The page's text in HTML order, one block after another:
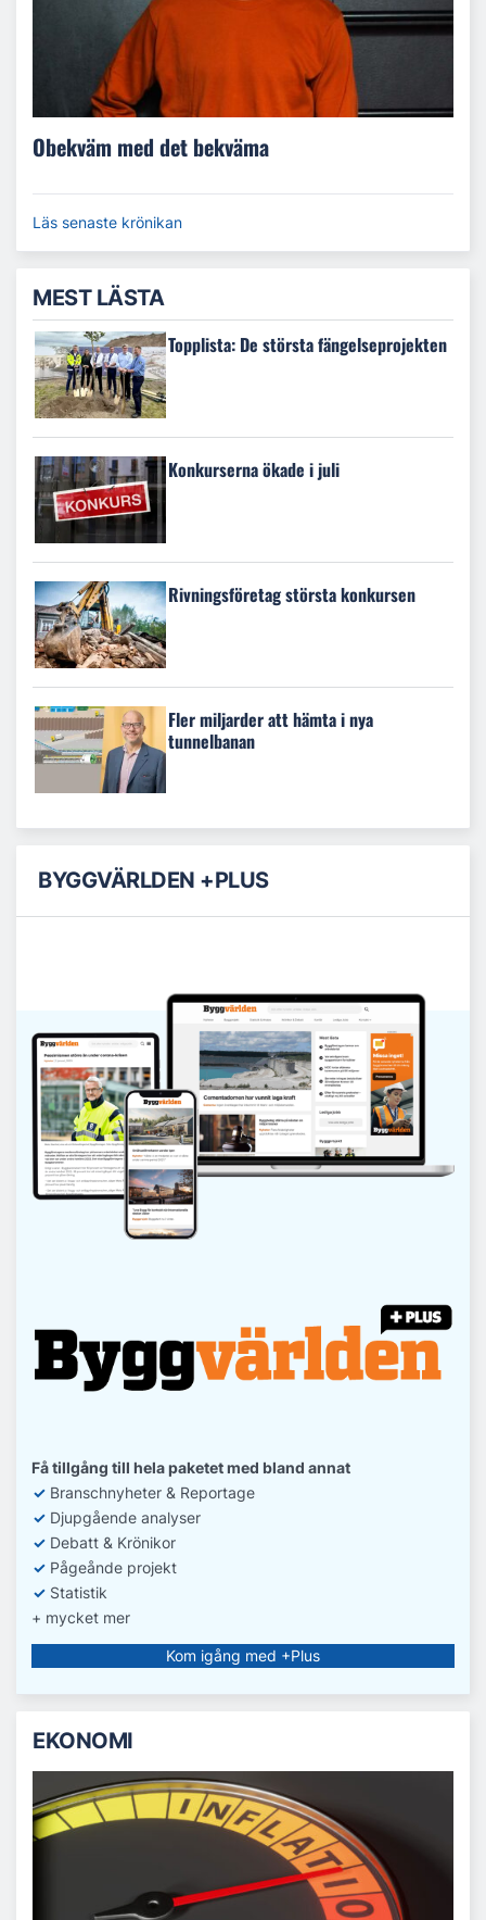
Obekväm med det bekväma
Läs senaste krönikan
MEST LÄSTA
Topplista: De största fängelseprojekten
Konkurserna ökade i juli
Rivningsföretag största konkursen
Fler miljarder att hämta i nya
tunnelbanan
BYGGVÄRLDEN +PLUS
Få tillgång till hela paketet med bland annat
✓ Branschnyheter & Reportage
✓ Djupgående analyser
✓ Debatt & Krönikor
✓ Pågeånde projekt
✓ Statistik
+ mycket mer
Kom igång med +Plus
EKONOMI